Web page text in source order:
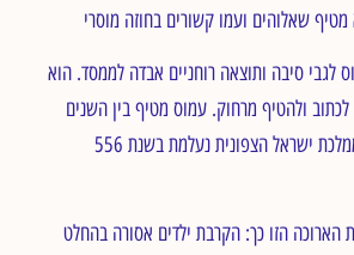
לגבי סיבה ותוצאה רוחניים אבדה לממסד. הוא
ולהטיף מרחוק. עמוס מטיף בין השנים
780 ו-760 לפנה”ס. ממלכת ישראל הצפונית נעלמת בשנת 556
הארוכה הזו כך: הקרבת ילדים אסורה בהחלט